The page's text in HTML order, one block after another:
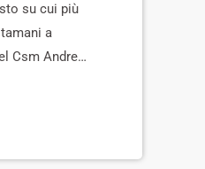
su cui più
a
Csm Andrea
a